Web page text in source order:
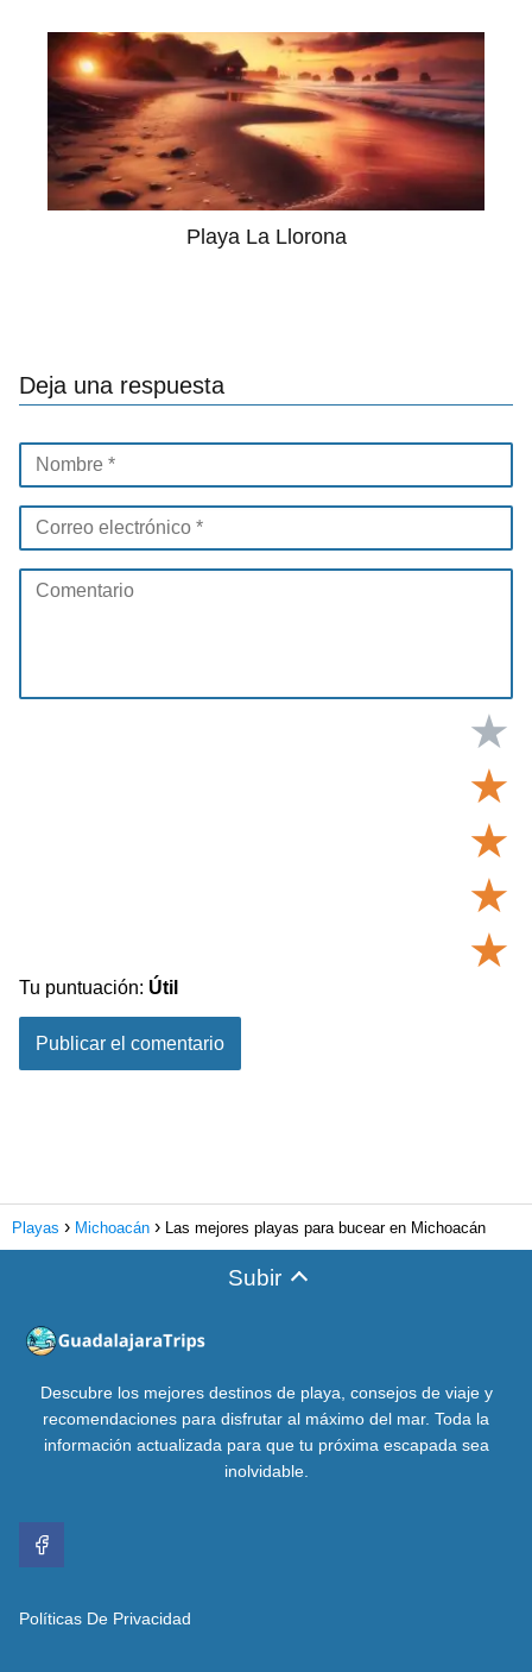
Playa La Llorona
Deja una respuesta
★
★
★
★
★
Tu puntuación: Útil
Playas Michoacán Las mejores playas para bucear en Michoacán
Subir
Descubre los mejores destinos de playa, consejos de viaje y
recomendaciones para disfrutar al máximo del mar. Toda la
información actualizada para que tu próxima escapada sea
inolvidable.
Políticas De Privacidad